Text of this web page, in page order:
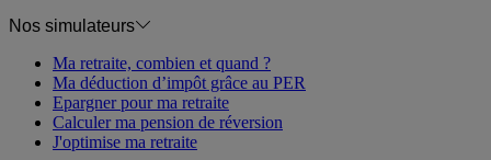
Nos simulateurs
Ma retraite, combien et quand ?
Ma déduction d’impôt grâce au PER
Epargner pour ma retraite
Calculer ma pension de réversion
J'optimise ma retraite